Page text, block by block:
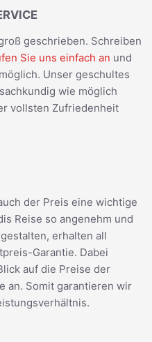
geschrieben. Schreiben
Sie uns einfach an und
Unser geschultes
wie möglich
vollsten Zufriedenheit
der Preis eine wichtige
Reise so angenehm und
erhalten all
Garantie. Dabei
auf die Preise der
an. Somit garantieren wir